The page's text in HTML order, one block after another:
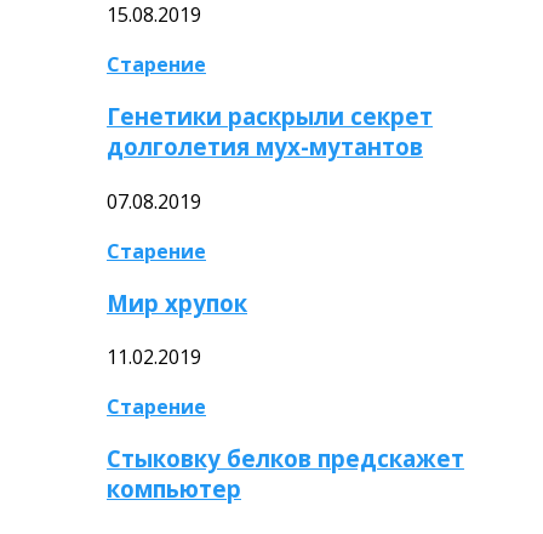
15.08.2019
Старение
Генетики раскрыли секрет
долголетия мух-мутантов
07.08.2019
Старение
Мир хрупок
11.02.2019
Старение
Стыковку белков предскажет
компьютер